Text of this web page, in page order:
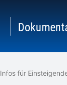
Infos für